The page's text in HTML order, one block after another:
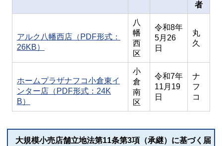
者
アルク八幡西店（PDF形式：
26KB）
八
幡
西
区
令和8年
5月26
日
丸
久
ホームプラザナフコ小倉東イ
ンター店（PDF形式：24K
B）
小
倉
南
区
令和7年
11月19
日
ナ
フ
コ
大規模小売店舗立地法第11条第3項（承継）に基づく届